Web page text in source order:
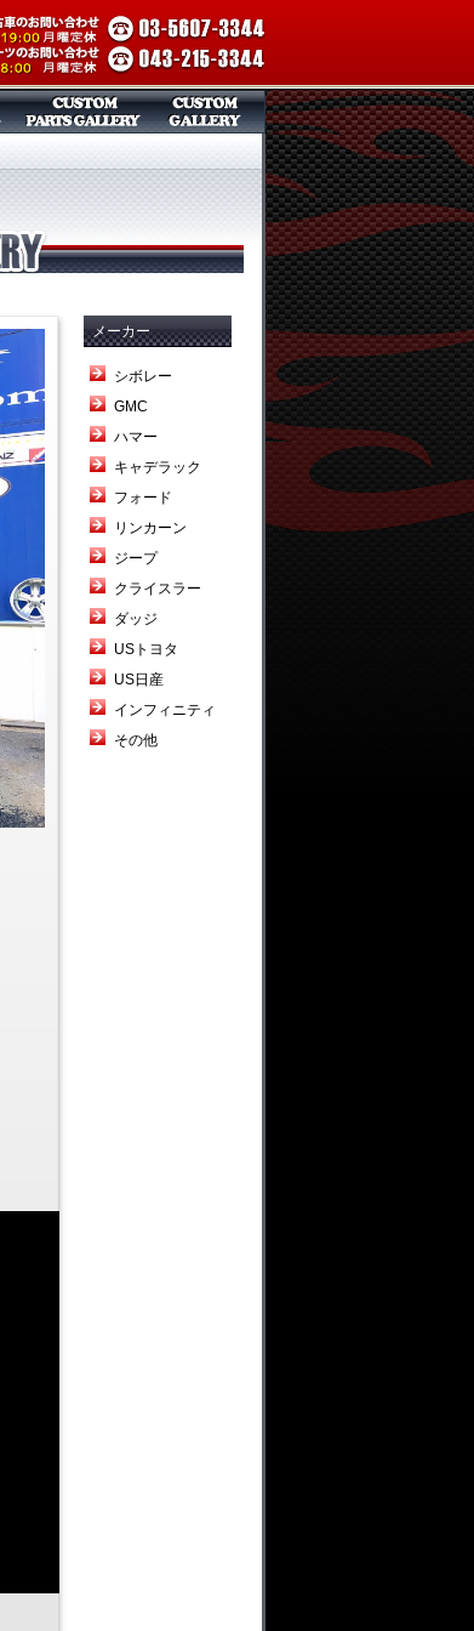
メーカー
シボレー
GMC
ハマー
キャデラック
フォード
リンカーン
ジープ
クライスラー
ダッジ
USトヨタ
US日産
インフィニティ
その他